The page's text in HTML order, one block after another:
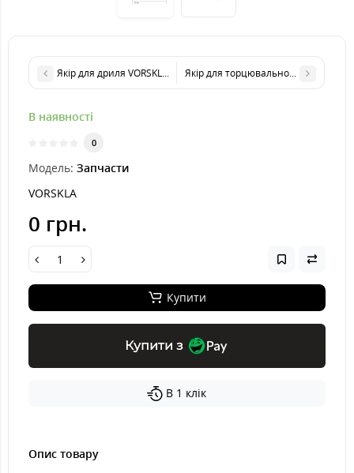
Якір для дриля VORSKLA ПМЗ 800Якір для торцювальної пили
В наявності
0
Модель: Запчасти
VORSKLA
0 грн.
Купити
Купити з
В 1 клік
Опис товару